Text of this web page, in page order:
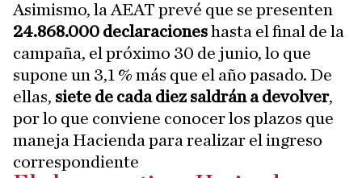
Asimismo, la AEAT prevé que se presenten
24.868.000 declaracioneshasta el final de la
campaña, el próximo 30 de junio, lo que
supone un 3,1 % más que el año pasado. De
ellas, siete de cada diez saldrán a devolver,
por lo que conviene conocer los plazos que
maneja Hacienda para realizar el ingreso
correspondiente